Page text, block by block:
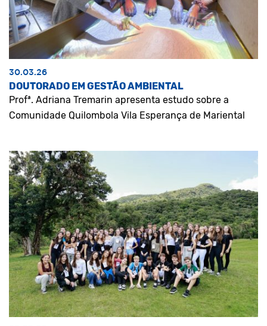
30.03.26
DOUTORADO EM GESTÃO AMBIENTAL
Profª. Adriana Tremarin apresenta estudo sobre a
Comunidade Quilombola Vila Esperança de Mariental